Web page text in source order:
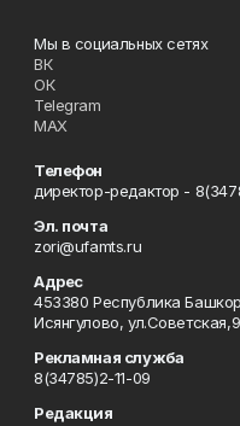
Мы в социальных сетях
ВК
ОК
Telegram
MAX
Телефон
директор-редактор -
Эл. почта
zori@ufamts.ru
Адрес
453380 Республика
Исянгулово,
Рекламная служба
8(34785)2-11-09
Редакция